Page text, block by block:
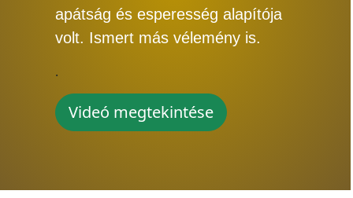
apátság és esperesség alapítója
volt. Ismert más vélemény is.
.
Videó megtekintése